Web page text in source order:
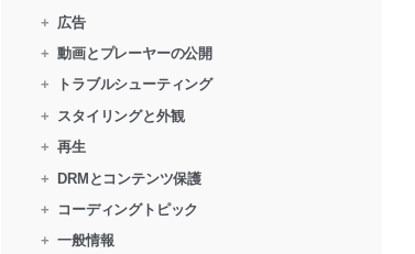
+ 広告
+ 動画とプレーヤーの公開
+ トラブルシューティング
+ スタイリングと外観
+ 再生
+ DRMとコンテンツ保護
+ コーディングトピック
+ 一般情報